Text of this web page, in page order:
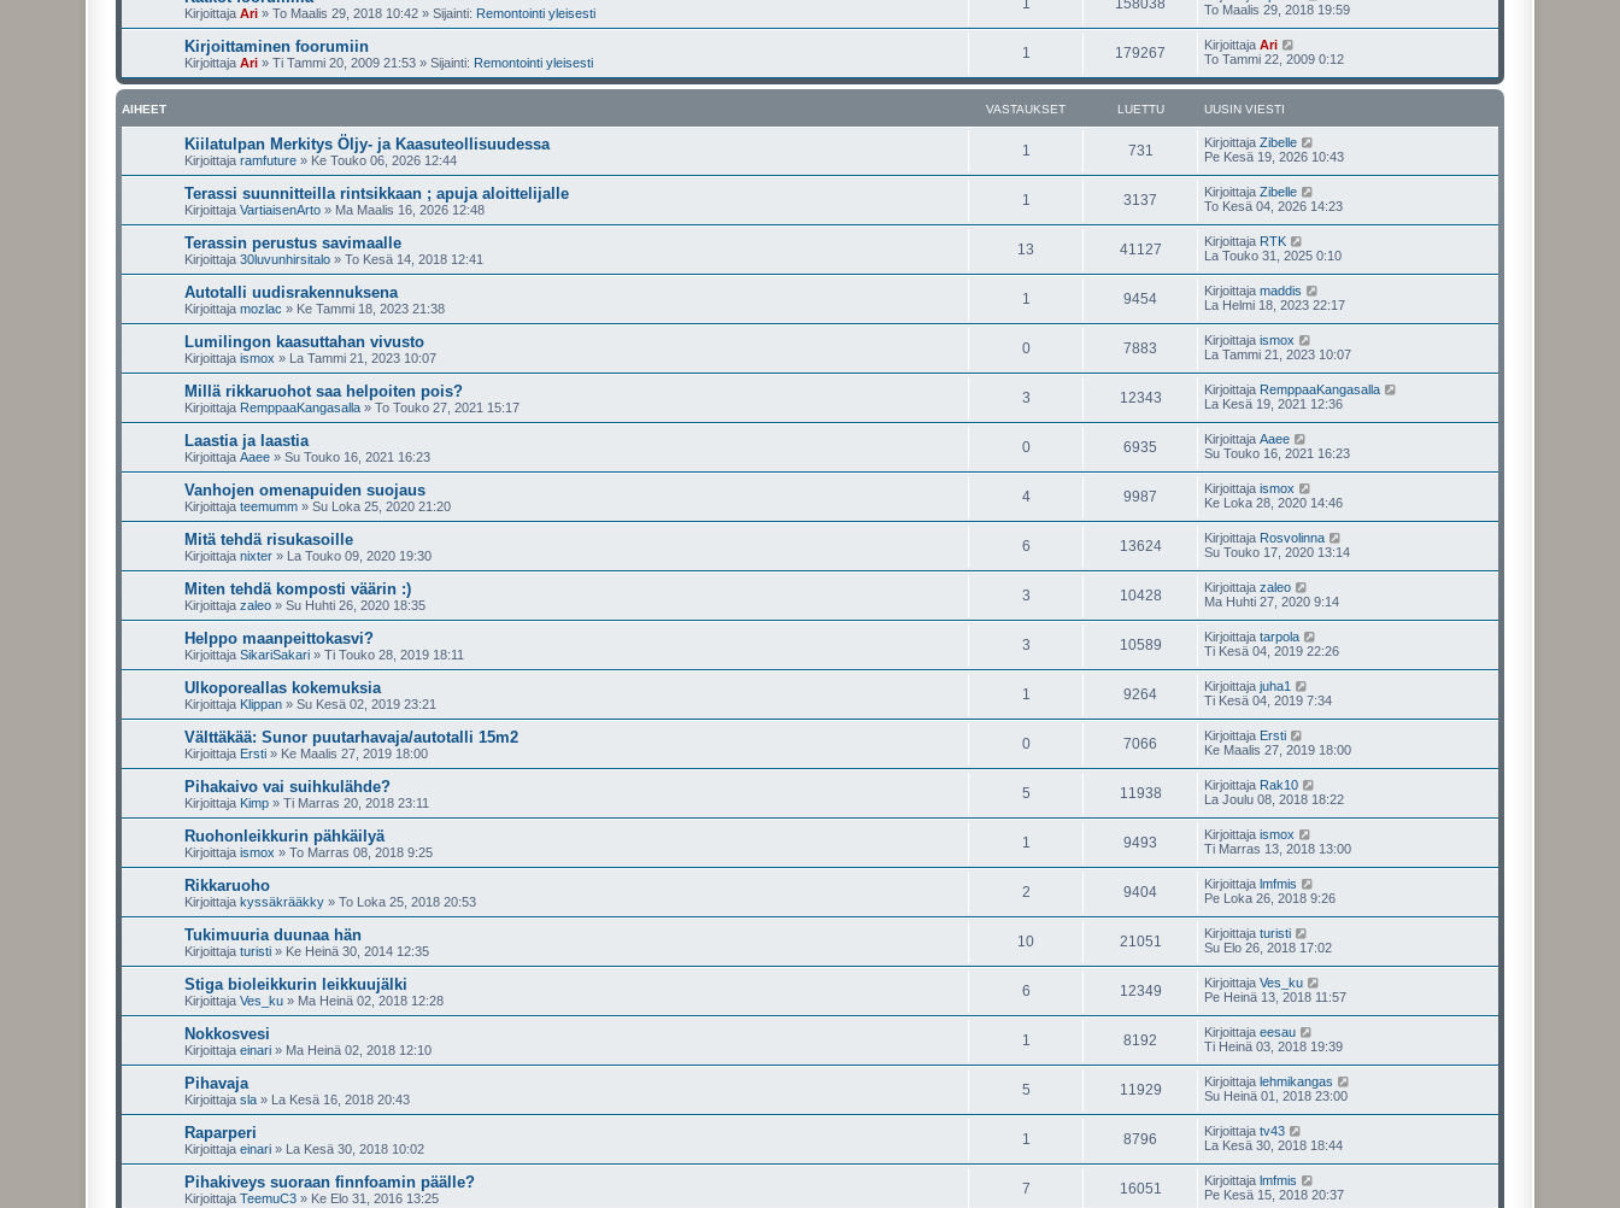
Kirjoittaja Ari » To Maalis 29, 2018 10:42 » Sijainti: Remontointi yleisesti
To Maalis 29, 2018 19:59
Kirjoittaminen foorumiin
Kirjoittaja Ari » Ti Tammi 20, 2009 21:53 » Sijainti: Remontointi yleisesti
1 179267 Kirjoittaja Ari
To Tammi 22, 2009 0:12
AIHEET VASTAUKSET LUETTU UUSIN VIESTI
Kiilatulpan Merkitys Öljy- ja Kaasuteollisuudessa
Kirjoittaja ramfuture » Ke Touko 06, 2026 12:44
1 731 Kirjoittaja Zibelle
Pe Kesä 19, 2026 10:43
Terassi suunnitteilla rintsikkaan ; apuja aloittelijalle
Kirjoittaja VartiaisenArto » Ma Maalis 16, 2026 12:48
1 3137 Kirjoittaja Zibelle
To Kesä 04, 2026 14:23
Terassin perustus savimaalle
Kirjoittaja 30luvunhirsitalo » To Kesä 14, 2018 12:41
13 41127 Kirjoittaja RTK
La Touko 31, 2025 0:10
Autotalli uudisrakennuksena
Kirjoittaja mozlac » Ke Tammi 18, 2023 21:38
1 9454 Kirjoittaja maddis
La Helmi 18, 2023 22:17
Lumilingon kaasuttahan vivusto
Kirjoittaja ismox » La Tammi 21, 2023 10:07
0 7883 Kirjoittaja ismox
La Tammi 21, 2023 10:07
Millä rikkaruohot saa helpoiten pois?
Kirjoittaja RemppaaKangasalla » To Touko 27, 2021 15:17
3 12343 Kirjoittaja RemppaaKangasalla
La Kesä 19, 2021 12:36
Laastia ja laastia
Kirjoittaja Aaee » Su Touko 16, 2021 16:23
0 6935 Kirjoittaja Aaee
Su Touko 16, 2021 16:23
Vanhojen omenapuiden suojaus
Kirjoittaja teemumm » Su Loka 25, 2020 21:20
4 9987 Kirjoittaja ismox
Ke Loka 28, 2020 14:46
Mitä tehdä risukasoille
Kirjoittaja nixter » La Touko 09, 2020 19:30
6 13624 Kirjoittaja Rosvolinna
Su Touko 17, 2020 13:14
Miten tehdä komposti väärin :)
Kirjoittaja zaleo » Su Huhti 26, 2020 18:35
3 10428 Kirjoittaja zaleo
Ma Huhti 27, 2020 9:14
Helppo maanpeittokasvi?
Kirjoittaja SikariSakari » Ti Touko 28, 2019 18:11
3 10589 Kirjoittaja tarpola
Ti Kesä 04, 2019 22:26
Ulkoporeallas kokemuksia
Kirjoittaja Klippan » Su Kesä 02, 2019 23:21
1 9264 Kirjoittaja juha1
Ti Kesä 04, 2019 7:34
Välttäkää: Sunor puutarhavaja/autotalli 15m2
Kirjoittaja Ersti » Ke Maalis 27, 2019 18:00
0 7066 Kirjoittaja Ersti
Ke Maalis 27, 2019 18:00
Pihakaivo vai suihkulähde?
Kirjoittaja Kimp » Ti Marras 20, 2018 23:11
5 11938 Kirjoittaja Rak10
La Joulu 08, 2018 18:22
Ruohonleikkurin pähkäilyä
Kirjoittaja ismox » To Marras 08, 2018 9:25
1 9493 Kirjoittaja ismox
Ti Marras 13, 2018 13:00
Rikkaruoho
Kirjoittaja kyssäkrääkky » To Loka 25, 2018 20:53
2 9404 Kirjoittaja lmfmis
Pe Loka 26, 2018 9:26
Tukimuuria duunaa hän
Kirjoittaja turisti » Ke Heinä 30, 2014 12:35
10 21051 Kirjoittaja turisti
Su Elo 26, 2018 17:02
Stiga bioleikkurin leikkuujälki
Kirjoittaja Ves_ku » Ma Heinä 02, 2018 12:28
6 12349 Kirjoittaja Ves_ku
Pe Heinä 13, 2018 11:57
Nokkosvesi
Kirjoittaja einari » Ma Heinä 02, 2018 12:10
1 8192 Kirjoittaja eesau
Ti Heinä 03, 2018 19:39
Pihavaja
Kirjoittaja sla » La Kesä 16, 2018 20:43
5 11929 Kirjoittaja lehmikangas
Su Heinä 01, 2018 23:00
Raparperi
Kirjoittaja einari » La Kesä 30, 2018 10:02
1 8796 Kirjoittaja tv43
La Kesä 30, 2018 18:44
Pihakiveys suoraan finnfoamin päälle?
Kirjoittaja TeemuC3 » Ke Elo 31, 2016 13:25
7 16051 Kirjoittaja lmfmis
Pe Kesä 15, 2018 20:37